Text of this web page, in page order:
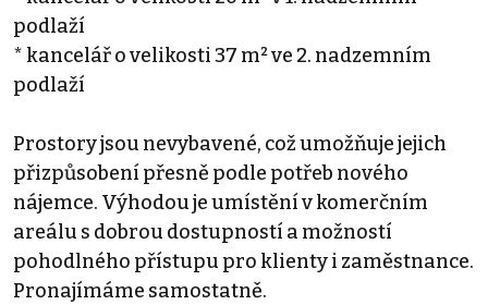
podlaží
* kancelář o velikosti 37 m² ve 2. nadzemním
podlaží
Prostory jsou nevybavené, což umožňuje jejich
přizpůsobení přesně podle potřeb nového
nájemce. Výhodou je umístění v komerčním
areálu s dobrou dostupností a možností
pohodlného přístupu pro klienty i zaměstnance.
Pronajímáme samostatně.